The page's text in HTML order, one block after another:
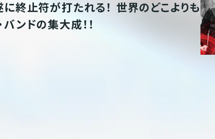
終止符が打たれる！ 世界のどこよりも
ンドの集大成！！